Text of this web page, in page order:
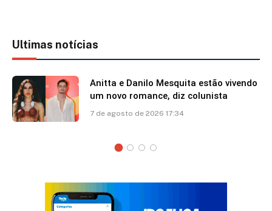
Ultimas notícias
Anitta e Danilo Mesquita estão vivendo
um novo romance, diz colunista
7 de agosto de 2026 17:34